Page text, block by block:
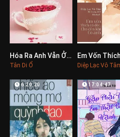
0Hóa Ra Anh Vẫn Ở Đây
Tân Di Ổ Diệp Lạc Vô
6:20:20 17:04:47